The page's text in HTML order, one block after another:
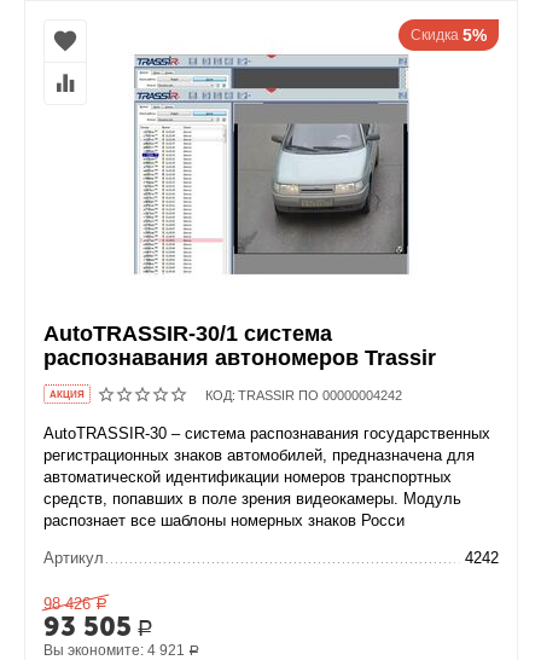
Скидка 5%
AutoTRASSIR-30/1 система
распознавания автономеров Trassir
AКЦИЯ КОД: TRASSIR ПО 00000004242
AutoTRASSIR-30 – система распознавания государственных
регистрационных знаков автомобилей, предназначена для
автоматической идентификации номеров транспортных
средств, попавших в поле зрения видеокамеры. Модуль
распознает все шаблоны номерных знаков Росси
Артикул 4242
98 426 Р
93 505 Р
Вы экономите:4 921 Р